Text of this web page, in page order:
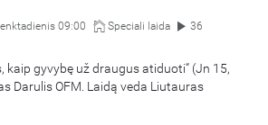
09:00 Speciali laida 36
kaip gyvybę už draugus atiduoti“ (Jn 15,
Darulis OFM. Laidą veda Liutauras